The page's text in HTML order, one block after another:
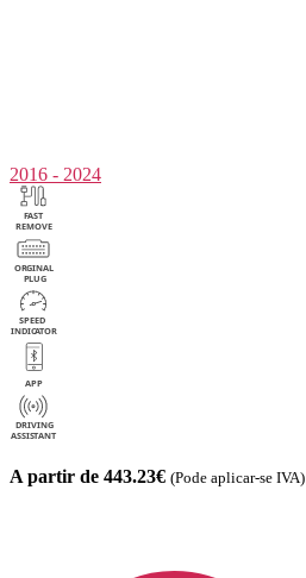
2016 - 2024
A partir de 443.23€ (Pode aplicar-se IVA)